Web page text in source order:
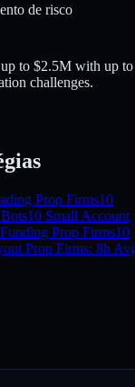
de risco
to $2.5M with up to
challenges.
Prop Firms10
10 Small Account
Prop Firms10
Prop Firms: 8h